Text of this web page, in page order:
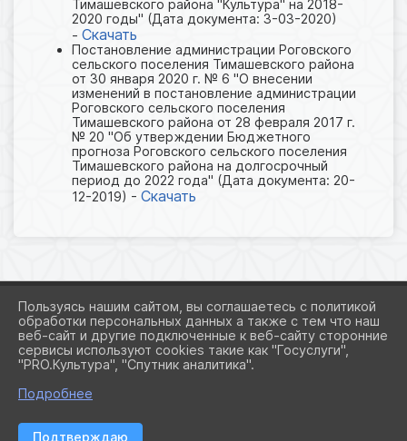
Тимашевского района "Культура" на 2018-
2020 годы" (Дата документа: 3-03-2020)
- Скачать
Постановление администрации Роговского
сельского поселения Тимашевского района
от 30 января 2020 г. № 6 "О внесении
изменений в постановление администрации
Роговского сельского поселения
Тимашевского района от 28 февраля 2017 г.
№ 20 "Об утверждении Бюджетного
прогноза Роговского сельского поселения
Тимашевского района на долгосрочный
период до 2022 года" (Дата документа: 20-
12-2019) - Скачать
2026 Г. ADMROGOVSKAYA.RU
ВХОД
КАРТА САЙТА
ПОЛИТИКА ОБРАБОТКИ ПЕРСОНАЛЬНЫХ ДАННЫХ
СДЕЛАНО НА KUBCMS
РАЗРАБОТКА И ПОДДЕРЖКА
Пользуясь нашим сайтом, вы соглашаетесь с политикой
обработки персональных данных а также с тем что наш
веб-сайт и другие подключенные к веб-сайту сторонние
сервисы используют cookies такие как "Госуслуги",
"PRO.Культура", "Спутник аналитика".
Подробнее
Подтверждаю